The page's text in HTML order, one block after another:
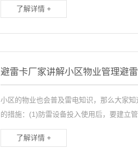
了解详情 +
避雷卡厂家讲解小区物业管理避
小区的物业也会普及雷电知识，那么大家
的措施：(1)防雷设备投入使用后，要建立管
了解详情 +